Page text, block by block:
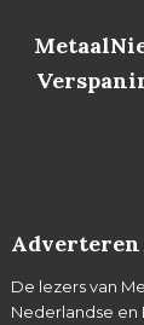
Adverteren
De lezers van
Nederlandse en